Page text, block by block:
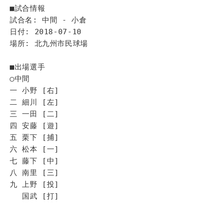
■試合情報
試合名: 中間 - 小倉
日付: 2018-07-10
場所: 北九州市民球場
■出場選手
◯中間
一 小野 [右]
二 細川 [左]
三 一田 [二]
四 安藤 [遊]
五 栗下 [捕]
六 松本 [一]
七 藤下 [中]
八 南里 [三]
九 上野 [投]
国武 [打]